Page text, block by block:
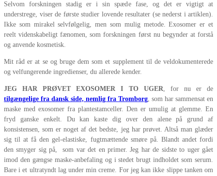
Selvom forskningen stadig er i sin spæde fase, og det er vigtigt at
understrege, viser de første studier lovende resultater (se nederst i artiklen).
Ikke som mirakel selvfølgelig, men som mulig metode. Exosomer er et
reelt videnskabeligt fænomen, som forskningen først nu begynder at forstå
og anvende kosmetisk.
Mit råd er at se og bruge dem som et supplement til de veldokumenterede
og velfungerende ingredienser, du allerede kender.
JEG HAR PRØVET EXOSOMER I TO UGER, for nu er de
tilgængelige fra dansk side, nemlig fra Tromborg, som har sammensat en
maske med exosomer fra plantestamceller. Den er umulig at glemme. En
fryd ganske enkelt. Du kan kaste dig over den alene på grund af
konsistensen, som er noget af det bedste, jeg har prøvet. Altså man glæder
sig til at få den gel-elastiske, fugtmættende smøre på. Blandt andet fordi
den smyger sig på, som var det en primer. Jeg har de sidste to uger gået
imod den gængse maske-anbefaling og i stedet brugt indholdet som serum.
Bare i et ultratyndt lag under min creme. For jeg kan ikke slippe tanken om